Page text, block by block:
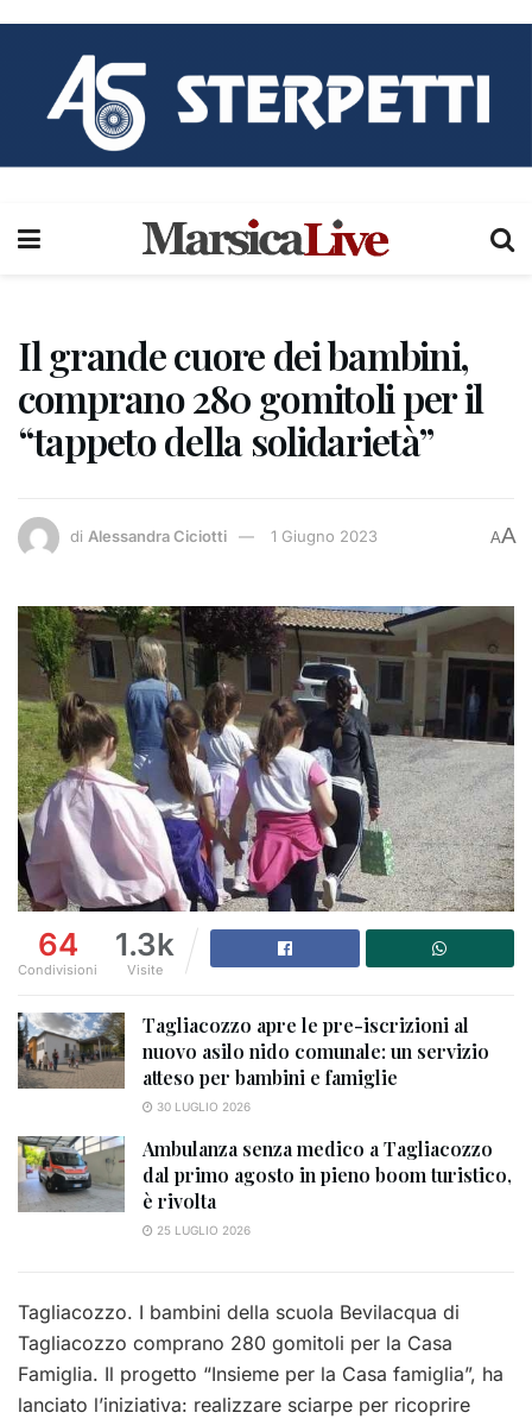
Il grande cuore dei bambini,
comprano 280 gomitoli per il
“tappeto della solidarietà”
di Alessandra Ciciotti 1 Giugno 2023 AA
64
Condivisioni
1.3k
Visite
Tagliacozzo apre le pre-iscrizioni al
nuovo asilo nido comunale: un servizio
atteso per bambini e famiglie
30 LUGLIO 2026
Ambulanza senza medico a Tagliacozzo
dal primo agosto in pieno boom turistico,
è rivolta
25 LUGLIO 2026
Tagliacozzo. I bambini della scuola Bevilacqua di
Tagliacozzo comprano 280 gomitoli per la Casa
Famiglia. Il progetto “Insieme per la Casa famiglia”, ha
lanciato l’iniziativa: realizzare sciarpe per ricoprire